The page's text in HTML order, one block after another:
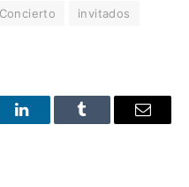
Concierto
invitados
LinkedInTumblr Email